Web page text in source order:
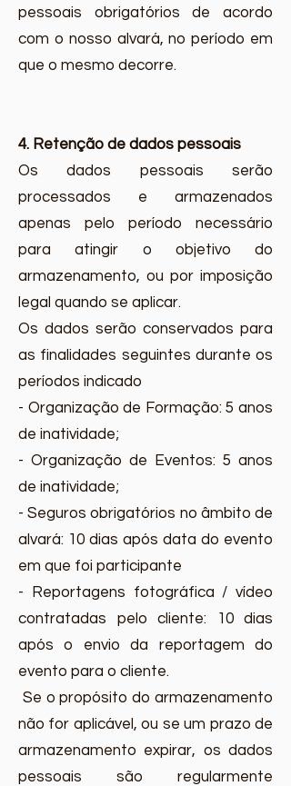
pessoais obrigatórios de acordo
com o nosso alvará, no período em
que o mesmo decorre.
4. Retenção de dados pessoais
Os dados pessoais serão
processados e armazenados
apenas pelo período necessário
para atingir o objetivo do
armazenamento, ou por imposição
legal quando se aplicar.
Os dados serão conservados para
as finalidades seguintes durante os
períodos indicado
- Organização de Formação: 5 anos
de inatividade;
- Organização de Eventos: 5 anos
de inatividade;
- Seguros obrigatórios no âmbito de
alvará: 10 dias após data do evento
em que foi participante
- Reportagens fotográfica / vídeo
contratadas pelo cliente: 10 dias
após o envio da reportagem do
evento para o cliente.
Se o propósito do armazenamento
não for aplicável, ou se um prazo de
armazenamento expirar, os dados
pessoais são regularmente